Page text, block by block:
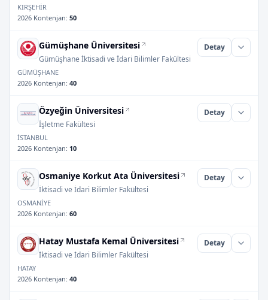
KIRŞEHİR
2026 Kontenjan: 50
Gümüşhane Üniversitesi
Gümüşhane İktisadi ve İdari Bilimler Fakültesi
Detay
GÜMÜŞHANE
2026 Kontenjan: 40
Özyeğin Üniversitesi
İşletme Fakültesi
Detay
İSTANBUL
2026 Kontenjan: 10
Osmaniye Korkut Ata Üniversitesi
İktisadi ve İdari Bilimler Fakültesi
Detay
OSMANİYE
2026 Kontenjan: 60
Hatay Mustafa Kemal Üniversitesi
İktisadi ve İdari Bilimler Fakültesi
Detay
HATAY
2026 Kontenjan: 40